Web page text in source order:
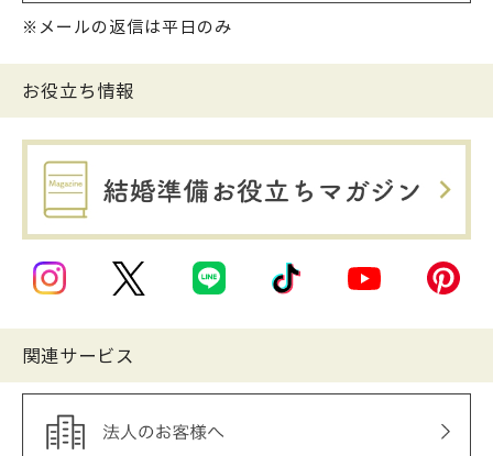
※メールの返信は平日のみ
お役立ち情報
関連サービス